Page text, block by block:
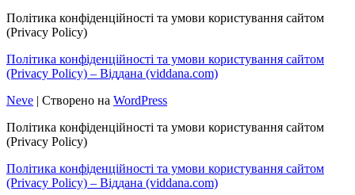
Політика конфіденційності та умови користування сайтом
(Privacy Policy)
Політика конфіденційності та умови користування сайтом
(Privacy Policy) – Віддана (viddana.com)
Neve | Створено на WordPress
Політика конфіденційності та умови користування сайтом
(Privacy Policy)
Політика конфіденційності та умови користування сайтом
(Privacy Policy) – Віддана (viddana.com)